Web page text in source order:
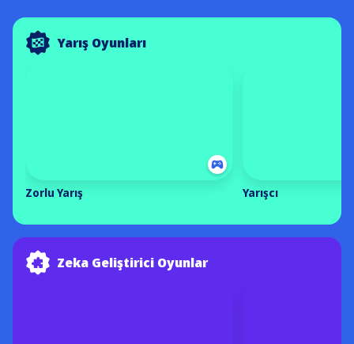
Yarış Oyunları
Zorlu Yarış Yarışcı
Zeka Geliştirici Oyunlar